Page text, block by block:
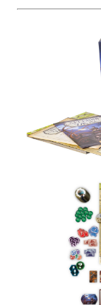
30-120 13+
Gloomhaven.
17 990 ₽
Уведомить о